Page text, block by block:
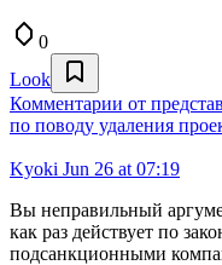
0
Look
Комментарии от
по поводу удаления
Kyoki Jun 26 at 07:19
Вы неправильный
как раз действует по
подсанкционными